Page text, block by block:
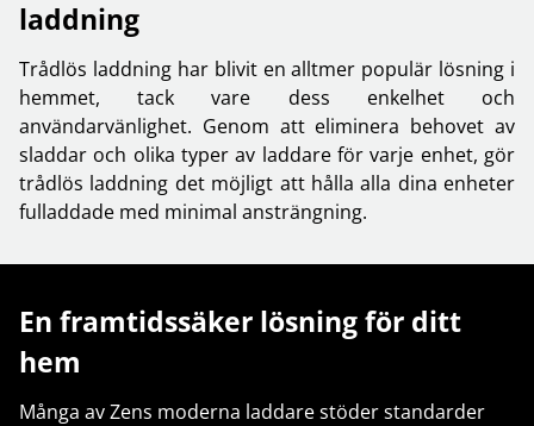
laddning
Trådlös laddning har blivit en alltmer populär lösning i
hemmet, tack vare dess enkelhet och
användarvänlighet. Genom att eliminera behovet av
sladdar och olika typer av laddare för varje enhet, gör
trådlös laddning det möjligt att hålla alla dina enheter
fulladdade med minimal ansträngning.
En framtidssäker lösning för ditt
hem
Många av Zens moderna laddare stöder standarder